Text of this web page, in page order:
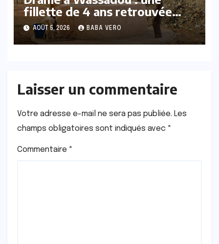
fillette de 4 ans retrouvée
sans vie au fond d’un puits
AOÛT 5, 2026 BABA VERO
Laisser un commentaire
Votre adresse e-mail ne sera pas publiée. Les
champs obligatoires sont indiqués avec *
Commentaire *